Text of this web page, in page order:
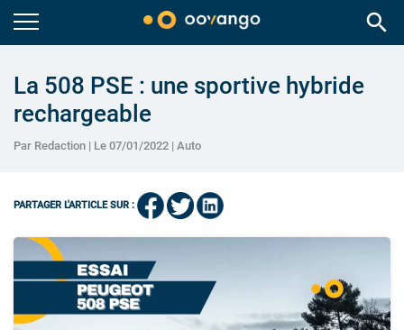
search
La 508 PSE : une sportive hybride
rechargeable
Par Redaction | Le 07/01/2022 | Auto
PARTAGER L'ARTICLE SUR :